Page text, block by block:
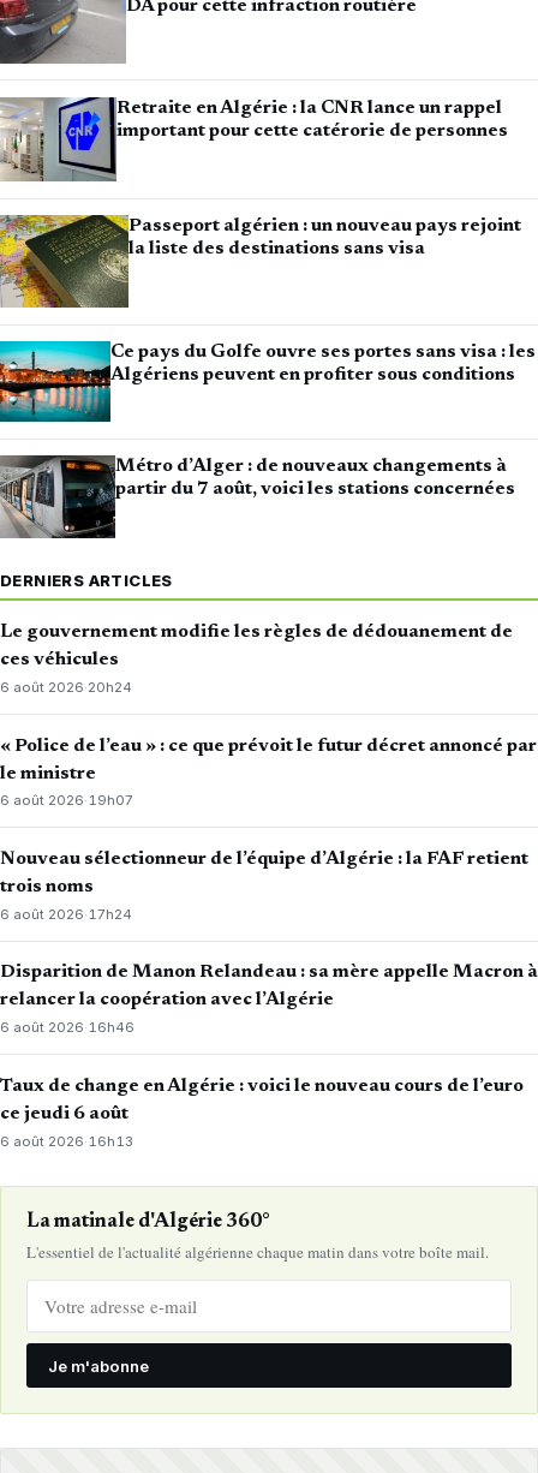
DA pour cette infraction routière
Retraite en Algérie : la CNR lance un rappel
important pour cette catérorie de personnes
Passeport algérien : un nouveau pays rejoint
la liste des destinations sans visa
Ce pays du Golfe ouvre ses portes sans visa : les
Algériens peuvent en profiter sous conditions
Métro d’Alger : de nouveaux changements à
partir du 7 août, voici les stations concernées
DERNIERS ARTICLES
Le gouvernement modifie les règles de dédouanement de
ces véhicules
6 août 2026·20h24
« Police de l’eau » : ce que prévoit le futur décret annoncé par
le ministre
6 août 2026·19h07
Nouveau sélectionneur de l’équipe d’Algérie : la FAF retient
trois noms
6 août 2026· 17h24
Disparition de Manon Relandeau : sa mère appelle Macron à
relancer la coopération avec l’Algérie
6 août 2026·16h46
Taux de change en Algérie : voici le nouveau cours de l’euro
ce jeudi 6 août
6 août 2026· 16h13
La matinale d'Algérie 360°
L'essentiel de l'actualité algérienne chaque matin dans votre boîte mail.
Je m'abonne